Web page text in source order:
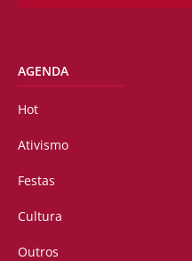
AGENDA
Hot
Ativismo
Festas
Cultura
Outros